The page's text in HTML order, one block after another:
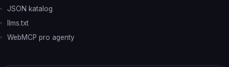
JSON katalog
llms.txt
WebMCP pro agenty